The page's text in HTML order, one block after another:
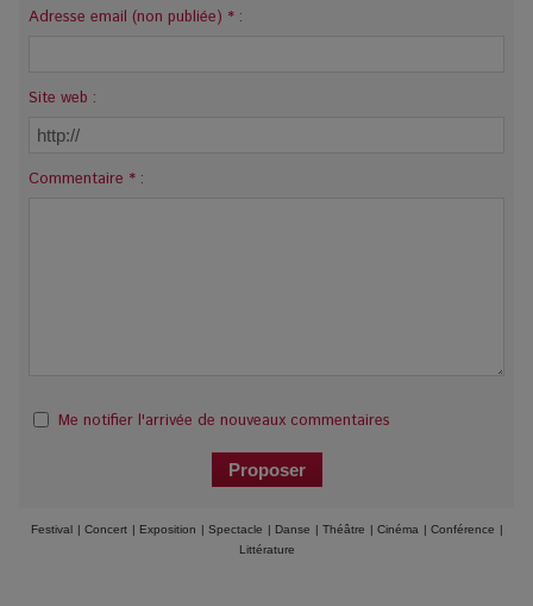
Adresse email (non publiée) * :
Site web :
Commentaire * :
Me notifier l'arrivée de nouveaux commentaires
Festival | Concert | Exposition | Spectacle | Danse | Théâtre | Cinéma | Conférence |
Littérature